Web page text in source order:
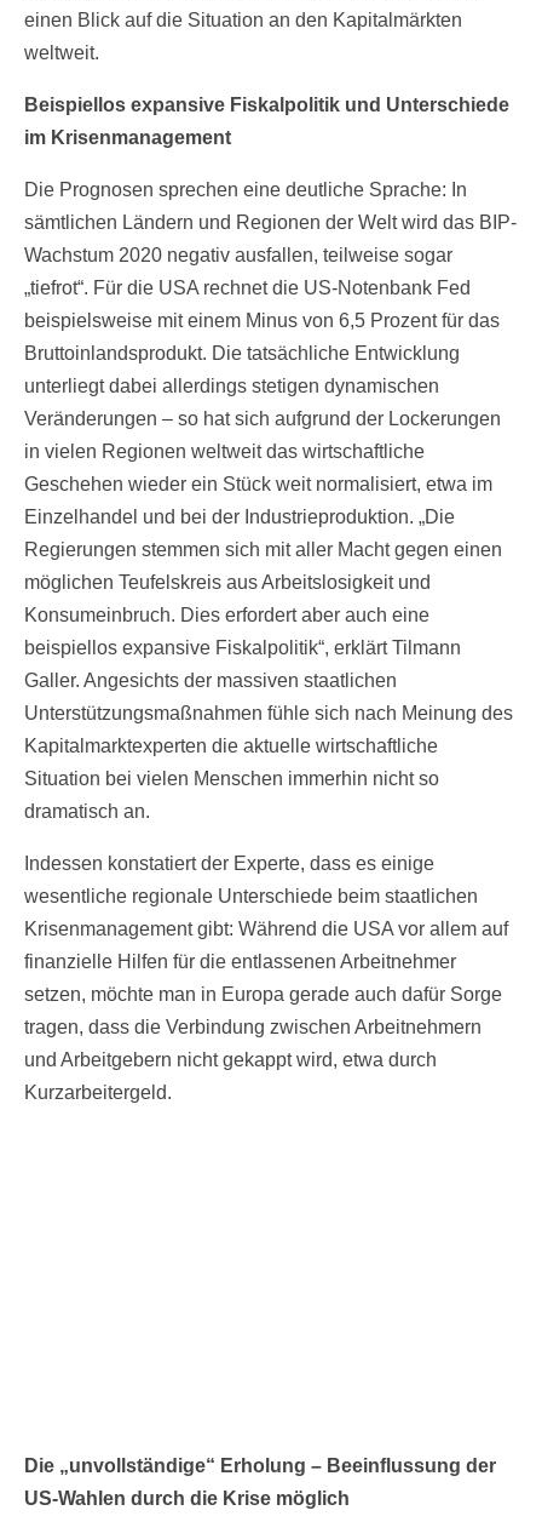
einen Blick auf die Situation an den Kapitalmärkten
weltweit.
Beispiellos expansive Fiskalpolitik und Unterschiede
im Krisenmanagement
Die Prognosen sprechen eine deutliche Sprache: In
sämtlichen Ländern und Regionen der Welt wird das BIP-
Wachstum 2020 negativ ausfallen, teilweise sogar
„tiefrot“. Für die USA rechnet die US-Notenbank Fed
beispielsweise mit einem Minus von 6,5 Prozent für das
Bruttoinlandsprodukt. Die tatsächliche Entwicklung
unterliegt dabei allerdings stetigen dynamischen
Veränderungen – so hat sich aufgrund der Lockerungen
in vielen Regionen weltweit das wirtschaftliche
Geschehen wieder ein Stück weit normalisiert, etwa im
Einzelhandel und bei der Industrieproduktion. „Die
Regierungen stemmen sich mit aller Macht gegen einen
möglichen Teufelskreis aus Arbeitslosigkeit und
Konsumeinbruch. Dies erfordert aber auch eine
beispiellos expansive Fiskalpolitik“, erklärt Tilmann
Galler. Angesichts der massiven staatlichen
Unterstützungsmaßnahmen fühle sich nach Meinung des
Kapitalmarktexperten die aktuelle wirtschaftliche
Situation bei vielen Menschen immerhin nicht so
dramatisch an.
Indessen konstatiert der Experte, dass es einige
wesentliche regionale Unterschiede beim staatlichen
Krisenmanagement gibt: Während die USA vor allem auf
finanzielle Hilfen für die entlassenen Arbeitnehmer
setzen, möchte man in Europa gerade auch dafür Sorge
tragen, dass die Verbindung zwischen Arbeitnehmern
und Arbeitgebern nicht gekappt wird, etwa durch
Kurzarbeitergeld.
Die „unvollständige“ Erholung – Beeinflussung der
US-Wahlen durch die Krise möglich